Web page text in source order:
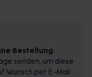
Bestellung
senden, um diese
Wunsch per E-Mail